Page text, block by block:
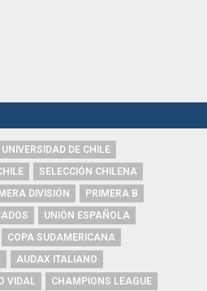
UNIVERSIDAD DE CHILE
SELECCIÓN CHILENA
DIVISIÓN
PRIMERA B
UNIÓN ESPAÑOLA
COPA SUDAMERICANA
AUDAX ITALIANO
VIDAL
CHAMPIONS LEAGUE